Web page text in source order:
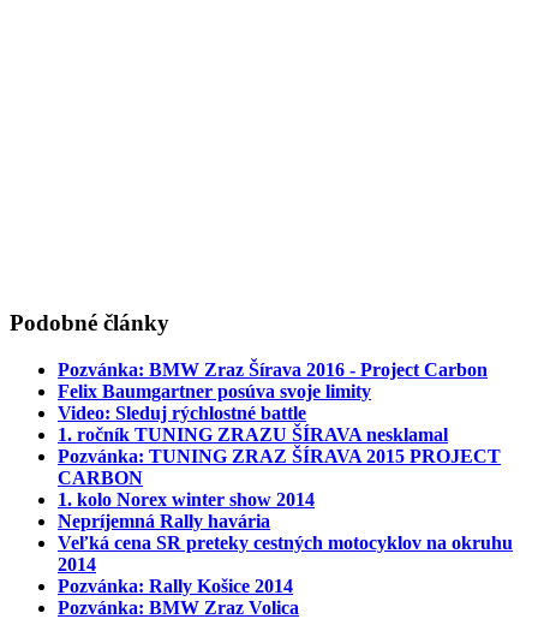
Podobné články
Pozvánka: BMW Zraz Šírava 2016 - Project Carbon
Felix Baumgartner posúva svoje limity
Video: Sleduj rýchlostné battle
1. ročník TUNING ZRAZU ŠÍRAVA nesklamal
Pozvánka: TUNING ZRAZ ŠÍRAVA 2015 PROJECT
CARBON
1. kolo Norex winter show 2014
Nepríjemná Rally havária
Veľká cena SR preteky cestných motocyklov na okruhu
2014
Pozvánka: Rally Košice 2014
Pozvánka: BMW Zraz Volica